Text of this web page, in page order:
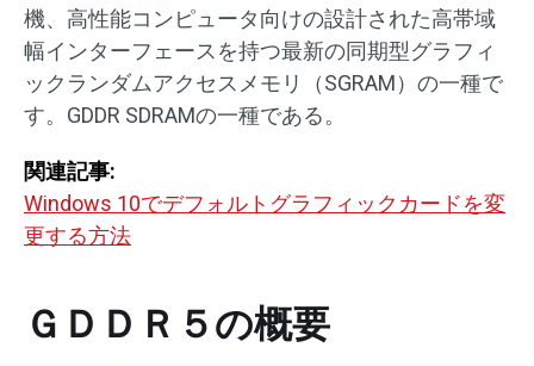
機、高性能コンピュータ向けの設計された高帯域
幅インターフェースを持つ最新の同期型グラフィ
ックランダムアクセスメモリ（SGRAM）の一種で
す。GDDR SDRAMの一種である。
関連記事:
Windows 10でデフォルトグラフィックカードを変
更する方法
ＧＤＤＲ５の概要